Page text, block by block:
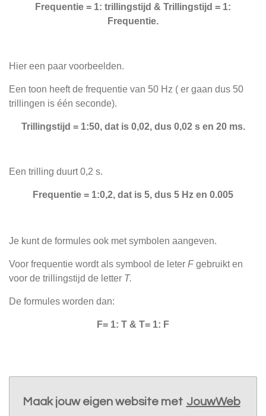
Frequentie = 1: trillingstijd & Trillingstijd = 1:
Frequentie.
Hier een paar voorbeelden.
Een toon heeft de frequentie van 50 Hz ( er gaan dus 50
trillingen is één seconde).
Trillingstijd = 1:50, dat is 0,02, dus 0,02 s en 20 ms.
Een trilling duurt 0,2 s.
Frequentie = 1:0,2, dat is 5, dus 5 Hz en 0.005
Je kunt de formules ook met symbolen aangeven.
Voor frequentie wordt als symbool de leter Fgebruikt en
voor de trillingstijd de letter T.
De formules worden dan:
F= 1: T & T= 1: F
Maak jouw eigen website met JouwWeb